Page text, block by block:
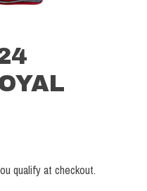
qualify at checkout.